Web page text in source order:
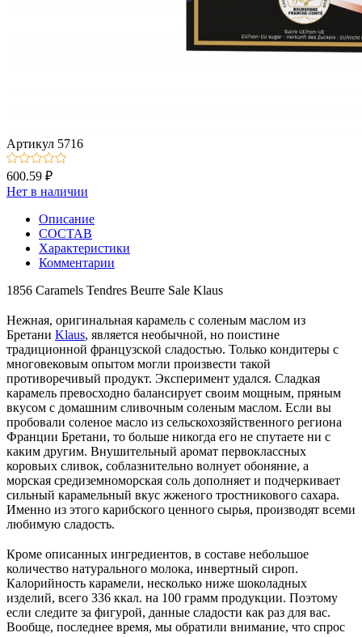
Артикул 5716
600.59 ₽
Нет в наличии
Описание
СОСТАВ
Характеристики
Комментарии
1856 Caramels Tendres Beurre Sale Klaus
Нежная, оригинальная карамель с соленым маслом из
Бретани Klaus, является необычной, но поистине
традиционной французской сладостью. Только кондитеры с
многовековым опытом могли произвести такой
противоречивый продукт. Эксперимент удался. Сладкая
карамель превосходно балансирует своим мощным, пряным
вкусом с домашним сливочным соленым маслом. Если вы
пробовали соленое масло из сельскохозяйственного региона
Франции Бретани, то больше никогда его не спутаете ни с
каким другим. Внушительный аромат первоклассных
коровьих сливок, соблазнительно волнует обоняние, а
морская средиземноморская соль дополняет и подчеркивает
сильный карамельный вкус жженого тростникового сахара.
Именно из этого карибского ценного сырья, производят всеми
любимую сладость.
Кроме описанных ингредиентов, в составе небольшое
количество натурального молока, инвертный сироп.
Калорийность карамели, несколько ниже шоколадных
изделий, всего 336 ккал. на 100 грамм продукции. Поэтому
если следите за фигурой, данные сладости как раз для вас.
Вообще, последнее время, мы обратили внимание, что спрос